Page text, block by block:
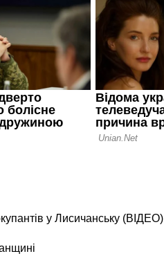
у Лисичанську (ВІДЕО)